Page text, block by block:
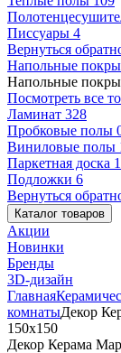
Писсуары 4
Вернуться
Напольные
Напольные
Посмотреть все
Ламинат 328
Пробковые полы
Виниловые полы
Паркетная доска
Подложки 6
Вернуться
Каталог товаров
Акции
Новинки
Бренды
3D-дизайн
Главная
комнатыДекор
150x150
Декор Керама